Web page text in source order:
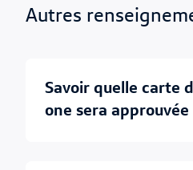
Autres
savoir quelle carte de crédit capital
one sera approuvée